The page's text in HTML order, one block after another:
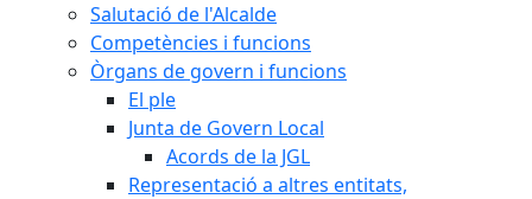
Salutació de l'Alcalde
Competències i funcions
Òrgans de govern i funcions
El ple
Junta de Govern Local
Acords de la JGL
Representació a altres entitats,